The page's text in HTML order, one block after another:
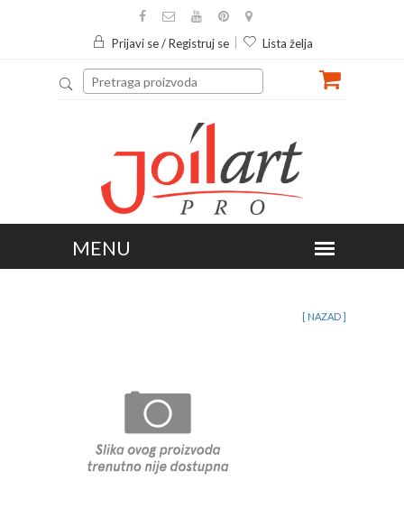
Prijavi se / Registruj se Lista želja
[ NAZAD ]